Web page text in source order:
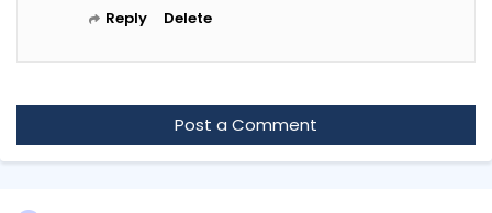
Reply Delete
Post a Comment